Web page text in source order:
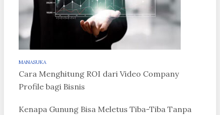
MANASUKA
Cara Menghitung ROI dari Video Company
Profile bagi Bisnis
Kenapa Gunung Bisa Meletus Tiba-Tiba Tanpa